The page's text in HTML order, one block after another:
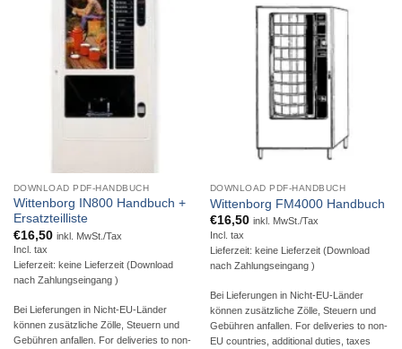
DOWNLOAD PDF-HANDBUCH
Wittenborg IN800 Handbuch +
Ersatzteilliste
€16,50 inkl. MwSt./Tax
Incl. tax
Lieferzeit: keine Lieferzeit (Download
nach Zahlungseingang )
Bei Lieferungen in Nicht-EU-Länder
können zusätzliche Zölle, Steuern und
Gebühren anfallen. For deliveries to non-
DOWNLOAD PDF-HANDBUCH
Wittenborg FM4000 Handbuch
€16,50 inkl. MwSt./Tax
Incl. tax
Lieferzeit: keine Lieferzeit (Download
nach Zahlungseingang )
Bei Lieferungen in Nicht-EU-Länder
können zusätzliche Zölle, Steuern und
Gebühren anfallen. For deliveries to non-
EU countries, additional duties, taxes